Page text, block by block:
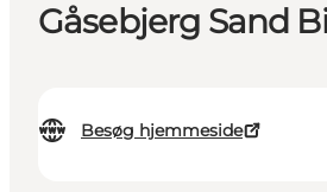
Gåsebjerg Sand
Besøg hjemmeside